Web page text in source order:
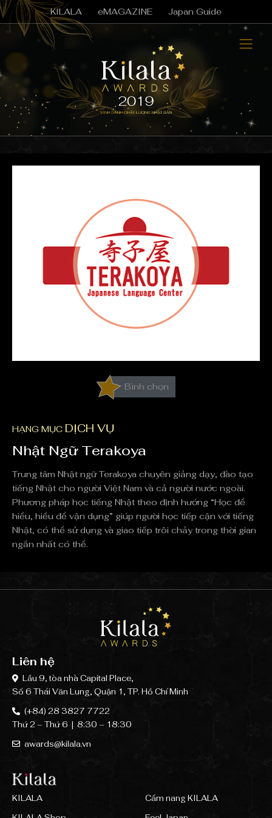
KILALA eMAGAZINE Japan Guide
HẠNG MỤC DỊCH VỤ
Nhật Ngữ Terakoya
Trung tâm Nhật ngữ Terakoya chuyên giảng dạy, đào tạo
tiếng Nhật cho người Việt Nam và cả người nước ngoài.
Phương pháp học tiếng Nhật theo định hướng “Học để
hiểu, hiểu để vận dụng” giúp người học tiếp cận với tiếng
Nhật, có thể sử dụng và giao tiếp trôi chảy trong thời gian
ngắn nhất có thể.
Bình chọn
Liên hệ
Lầu 9, tòa nhà Capital Place,
Số 6 Thái Văn Lung, Quận 1, TP. Hồ Chí Minh
(+84) 28 3827 7722
Thứ 2 – Thứ 6 | 8:30 – 18:30
awards@kilala.vn
KILALA
Cẩm nang KILALA